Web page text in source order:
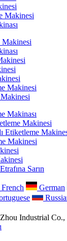
Makinesi
Makinesi
Makinası
Makinesi
Etiketleme
Makinesi
Sarın
French German
Industrial Co.,